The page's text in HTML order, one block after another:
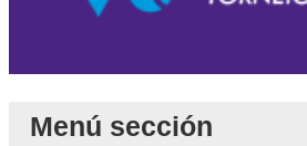
Menú sección